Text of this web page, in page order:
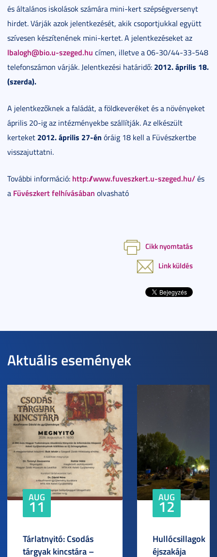
és általános iskolások számára mini-kert szépségversenyt
hirdet. Várják azok jelentkezését, akik csoportjukkal együtt
szívesen készítenének mini-kertet. A jelentkezéseket az
lbalogh@bio.u-szeged.hu címen, illetve a 06-30/44-33-548
telefonszámon várják. Jelentkezési határidő: 2012. április 18.
(szerda).
A jelentkezőknek a faládát, a földkeveréket és a növényeket
április 20-ig az intézményekbe szállítják. Az elkészült
kerteket 2012. április 27-én óráig 18 kell a Füvészkertbe
visszajuttatni.
További információ: http://www.fuveszkert.u-szeged.hu/és
a Füvészkert felhívásában olvasható
Cikk nyomtatás
Link küldés
Aktuális események
AUG
11
Tárlatnyitó: Csodás
tárgyak kincstára –
AUG
12
Hullócsillagok
éjszakája